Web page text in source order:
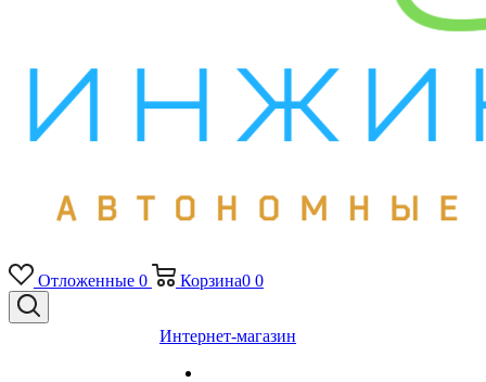
Отложенные 0 Корзина0 0
Интернет-магазин